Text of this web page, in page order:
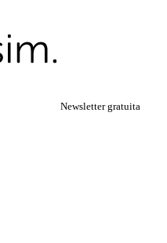
Newsletter gratuita